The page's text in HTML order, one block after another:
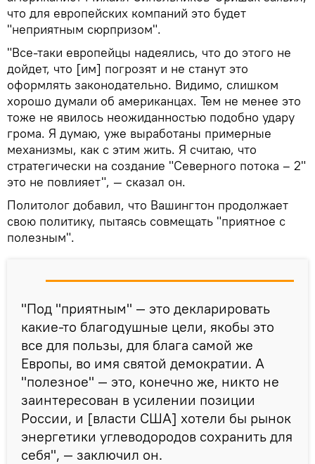
что для европейских компаний это будет
"неприятным сюрпризом".
"Все-таки европейцы надеялись, что до этого не
дойдет, что [им] погрозят и не станут это
оформлять законодательно. Видимо, слишком
хорошо думали об американцах. Тем не менее это
тоже не явилось неожиданностью подобно удару
грома. Я думаю, уже выработаны примерные
механизмы, как с этим жить. Я считаю, что
стратегически на создание "Северного потока – 2"
это не повлияет", — сказал он.
Политолог добавил, что Вашингтон продолжает
свою политику, пытаясь совмещать "приятное с
полезным".
"Под "приятным" — это декларировать
какие-то благодушные цели, якобы это
все для пользы, для блага самой же
Европы, во имя святой демократии. А
"полезное" — это, конечно же, никто не
заинтересован в усилении позиции
России, и [власти США] хотели бы рынок
энергетики углеводородов сохранить для
себя", — заключил он.